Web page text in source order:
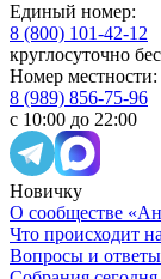
Единый номер:
8 (800) 101-42-12
круглосуточно
Номер местности:
8 (989) 856-75-96
с 10:00 до 22:00
Новичку
О сообществе
Что происходит
Вопросы и ответы